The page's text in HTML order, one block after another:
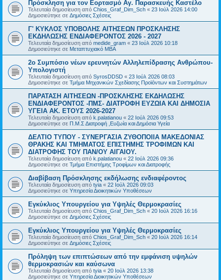
Πρόσκληση για τον Εορτασμό Αγ. Παρασκευής Καστέλο
Τελευταία δημοσίευση από Chios_Graf_Dim_Sch « 23 Ιούλ 2026 14:00
Δημοσιεύτηκε σε Δημόσιες Σχέσεις
Γ' ΚΥΚΛΟΣ ΥΠΟΒΟΛΗΣ ΑΙΤΗΣΕΩΝ ΠΡΟΣΚΛΗΣΗΣ
ΕΚΔΗΛΩΣΗΣ ΕΝΔΙΑΦΕΡΟΝΤΟΣ 2026 - 2027
Τελευταία δημοσίευση από medide_gram « 23 Ιούλ 2026 10:18
Δημοσιεύτηκε σε Μεταπτυχιακό MBA
2ο Συμπόσιο νέων ερευνητών Αλληλεπίδρασης Ανθρώπου-
Υπολογιστή
Τελευταία δημοσίευση από SyrosDDSD « 23 Ιούλ 2026 08:03
Δημοσιεύτηκε σε Τμήμα Μηχανικών Σχεδίασης Προϊόντων και Συστημάτων
ΠΑΡΑΤΑΣΗ ΑΙΤΗΣΕΩΝ -ΠΡΟΣΚΛΗΣΗΣ ΕΚΔΗΛΩΣΗΣ
ΕΝΔΙΑΦΕΡΟΝΤΟΣ -ΠΜΣ- ΔΙΑΤΡΟΦΗ ΕΥΖΩΙΑ ΚΑΙ ΔΗΜΟΣΙΑ
ΥΓΕΙΑ AK. ETOYΣ 2026-2027
Τελευταία δημοσίευση από k.palatianou « 22 Ιούλ 2026 09:53
Δημοσιεύτηκε σε Π.Μ.Σ Διατροφή ,Ευζωία και Δημόσια Υγεία
ΔΕΛΤΙΟ ΤΥΠΟΥ - ΣΥΝΕΡΓΑΣΙΑ ΖΥΘΟΠΟΙΙΑ ΜΑΚΕΔΟΝΙΑΣ
ΘΡΑΚΗΣ ΚΑΙ ΤΜΗΜΑΤΟΣ ΕΠΙΣΤΗΜΗΣ ΤΡΟΦΙΜΩΝ ΚΑΙ
ΔΙΑΤΡΟΦΗΣ ΤΟΥ ΠΑΝ/ΟΥ ΑΙΓΑΙΟΥ.
Τελευταία δημοσίευση από k.palatianou « 22 Ιούλ 2026 09:36
Δημοσιεύτηκε σε Τμήμα Επιστήμης Τροφίμων και Διατροφής
Διαβίβαση Πρόσκλησης εκδήλωσης ενδιαφέροντος
Τελευταία δημοσίευση από tyia « 22 Ιούλ 2026 09:03
Δημοσιεύτηκε σε Υπηρεσία Διοικητικών Υποθέσεων
Εγκύκλιος Υπουργείου για Υψηλές Θερμοκρασίες
Τελευταία δημοσίευση από Chios_Graf_Dim_Sch « 20 Ιούλ 2026 16:16
Δημοσιεύτηκε σε Δημόσιες Σχέσεις
Εγκύκλιος Υπουργείου για Υψηλές Θερμοκρασίες
Τελευταία δημοσίευση από Chios_Graf_Dim_Sch « 20 Ιούλ 2026 16:14
Δημοσιεύτηκε σε Δημόσιες Σχέσεις
Πρόληψη των επιπτώσεων από την εμφάνιση υψηλών
θερμοκρασιών και καύσωνα
Τελευταία δημοσίευση από tyia « 20 Ιούλ 2026 13:38
Δημοσιεύτηκε σε Υπηρεσία Διοικητικών Υποθέσεων